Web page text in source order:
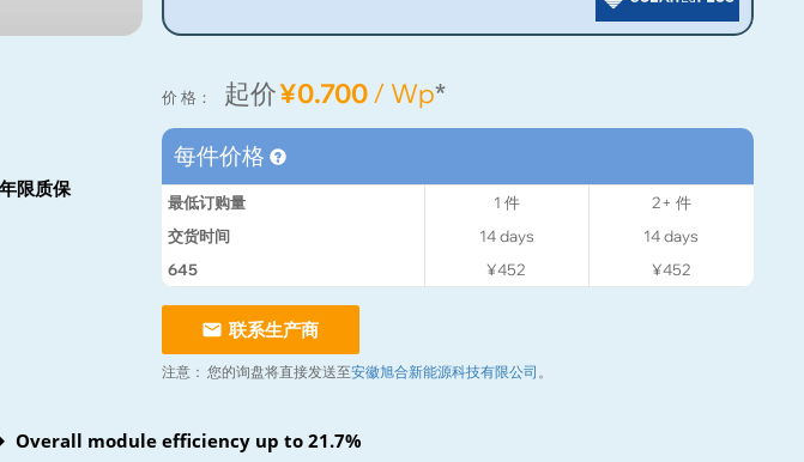
限质保
价 格： 起价¥0.700/ Wp*
每件价格
最低订购量 1 件 2+ 件
交货时间
14days 14days
645
¥452 ¥452
联系生产商
注意： 您的询盘将直接发送至安徽旭合新能源科技有限公司 。
Overall module efficiency up to 21.7%